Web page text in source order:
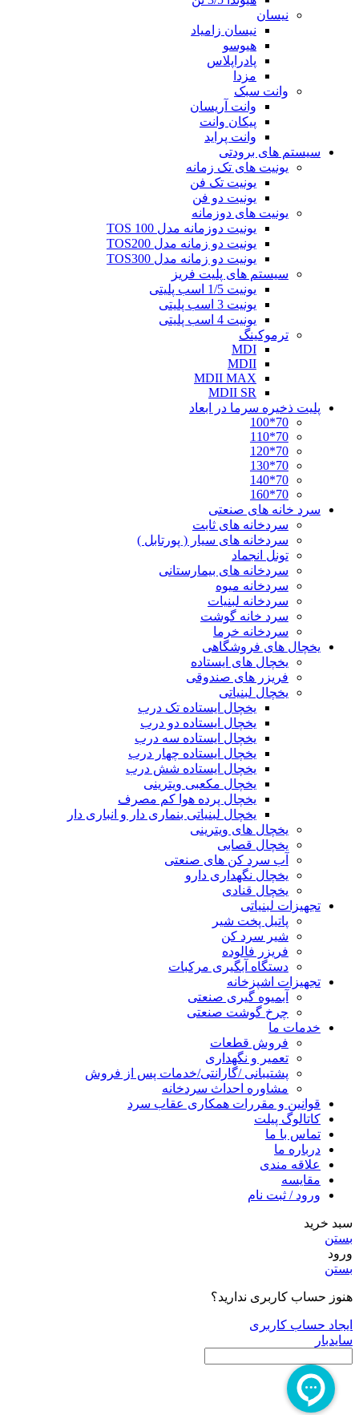
نیسان
نیسان زامیاد
هیوسو
پادراپلاس
مزدا
وانت سبک
وانت آریسان
پیکان وانت
وانت پراید
سیستم های برودتی
یونیت های تک زمانه
یونیت تک فن
یونیت دو فن
یونیت های دوزمانه
یونیت دوزمانه مدل TOS 100
یونیت دو زمانه مدل TOS200
یونیت دو زمانه مدل TOS300
سیستم های پلیت فریز
یونیت 1/5 اسب پلیتی
یونیت 3 اسب پلیتی
یونیت 4 اسب پلیتی
ترموکینگ
MDI
MDII
MDII MAX
MDII SR
پلیت ذخیره سرما در ابعاد
70*100
70*110
70*120
70*130
70*140
70*160
سرد خانه های صنعتی
سردخانه های ثابت
سردخانه های سیار ( پورتابل )
تونل انجماد
سردخانه های بیمارستانی
سردخانه میوه
سردخانه لبنیات
سرد خانه گوشت
سردخانه خرما
یخچال های فروشگاهی
یخچال های ایستاده
فریزر های صندوقی
یخچال لبنیاتی
یخچال ایستاده تک درب
یخچال ایستاده دو درب
یخچال ایستاده سه درب
یخچال ایستاده چهار درب
یخچال ایستاده شش درب
یخچال مکعبی ویترینی
یخچال پرده هوا کم مصرف
یخچال لبنیاتی بنماری دار و انباری دار
یخچال های ویترینی
یخچال قصابی
آب سرد کن های صنعتی
یخچال نگهداری دارو
یخچال قنادی
تجهیزات لبنیاتی
پاتیل پخت شیر
شیر سرد کن
فریزر فالوده
دستگاه آبگیری مرکبات
تجهیزات اشپزخانه
آبمیوه گیری صنعتی
چرخ گوشت صنعتی
خدمات ما
فروش قطعات
تعمیر و نگهداری
پشتیبانی /گارانتی/خدمات پس از فروش
مشاوره احداث سردخانه
قوانین و مقررات همکاری عقاب سرد
کاتالوگ پیلت
تماس با ما
درباره ما
علاقه مندی
مقایسه
ورود / ثبت نام
سبد خرید
بستن
ورود
بستن
هنوز حساب کاربری ندارید؟
ایجاد حساب کاربری
سایدبار